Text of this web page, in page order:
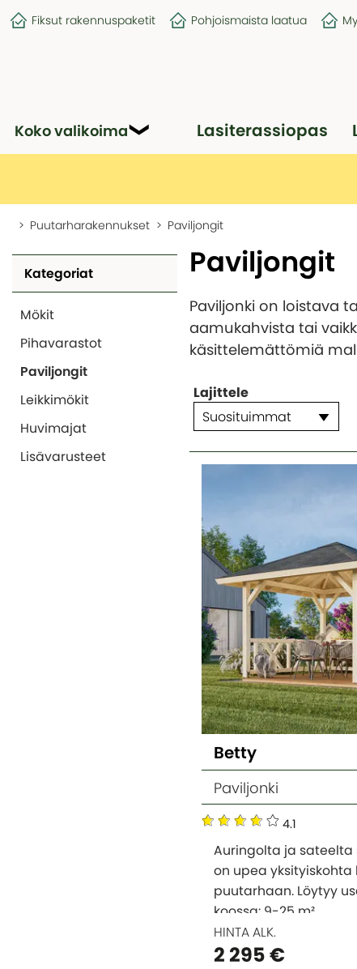
Fiksut rakennuspaketit Pohjoismaista laatua
Koko valikoima Lasiterassiopas
Puutarharakennukset Paviljongit
Kategoriat
Mökit
Pihavarastot
Paviljongit
Leikkimökit
Huvimajat
Lisävarusteet
Paviljongit
Paviljonki on loistava
aamukahvista tai
käsittelemättömiä
Lajittele
Suosituimmat
Betty
Paviljonki
4.1
Auringolta ja sateelta
on upea yksityiskohta
puutarhaan. Löytyy
koossa: 9-25 m².
HINTA ALK.
2 295 €